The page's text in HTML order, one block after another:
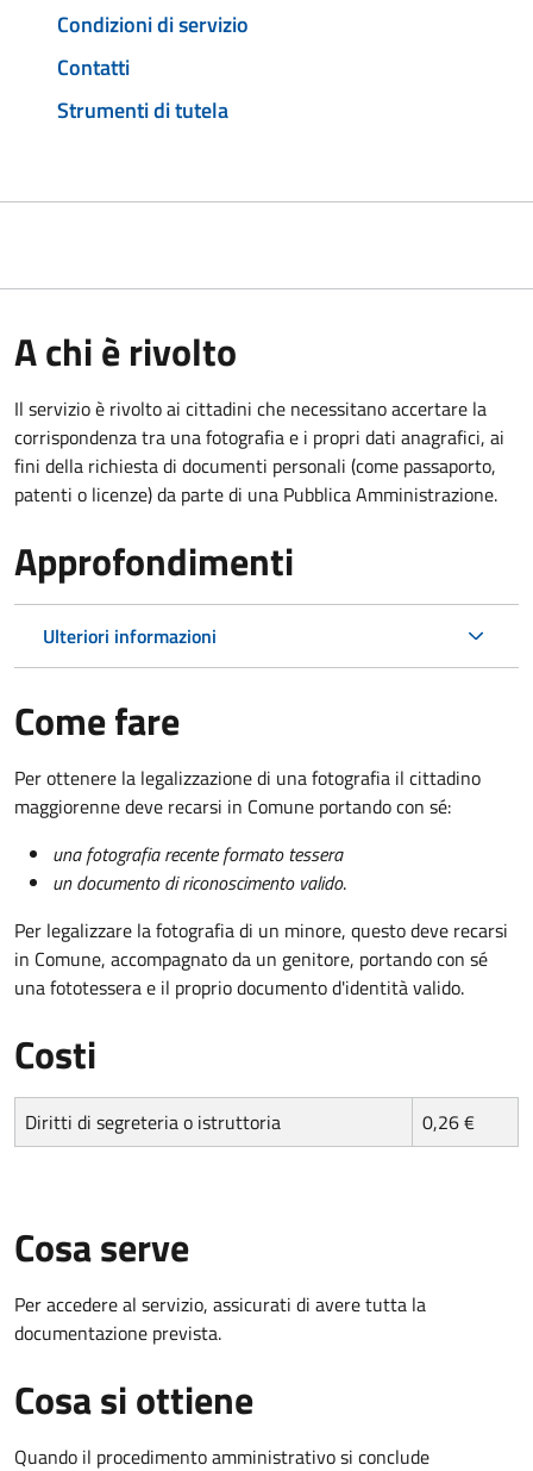
Condizioni di servizio
Contatti
Strumenti di tutela
A chi è rivolto
Il servizio è rivolto ai cittadini che necessitano accertare la
corrispondenza tra una fotografia e i propri dati anagrafici, ai
fini della richiesta di documenti personali (come passaporto,
patenti o licenze) da parte di una Pubblica Amministrazione.
Approfondimenti
Ulteriori informazioni
Come fare
Per ottenere la legalizzazione di una fotografia il cittadino
maggiorenne deve recarsi in Comune portando con sé:
una fotografia recente formato tessera
un documento di riconoscimento valido.
Per legalizzare la fotografia di un minore, questo deve recarsi
in Comune, accompagnato da un genitore, portando con sé
una fototessera e il proprio documento d'identità valido.
Costi
Diritti di segreteria o istruttoria 0,26 €
Cosa serve
Per accedere al servizio, assicurati di avere tutta la
documentazione prevista.
Cosa si ottiene
Quando il procedimento amministrativo si conclude